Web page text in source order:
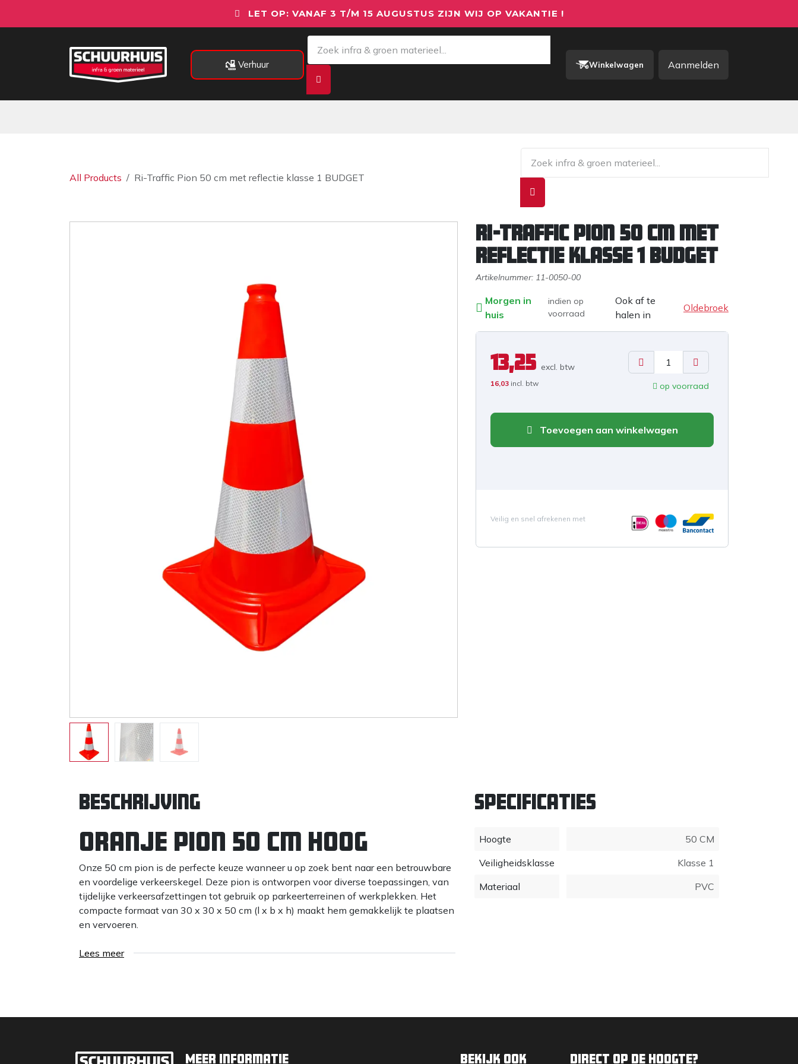
LET OP: VANAF 3 T/M 15 AUGUSTUS ZIJN WIJ OP VAKANTIE !
Verhuur Winkelwagen Aanmelden
All Products Ri-Traffic Pion 50 cm met reflectie klasse 1 BUDGET
Ri-Traffic Pion 50 cm met
reflectie klasse 1 BUDGET
Artikelnummer: 11-0050-00
Morgen in
huis
indien op
voorraad
Ook af te
halen in
Oldebroek
13,25 excl. btw
16,03 incl. btw op voorraad
Toevoegen aan winkelwagen
Veilig en snel afrekenen met
Beschrijving
Oranje pion 50 cm hoog
Onze 50 cm pion is de perfecte keuze wanneer u op zoek bent naar een betrouwbare
en voordelige verkeerskegel. Deze pion is ontworpen voor diverse toepassingen, van
tijdelijke verkeersafzettingen tot gebruik op parkeerterreinen of werkplekken. Het
compacte formaat van 30 x 30 x 50 cm (l x b x h) maakt hem gemakkelijk te plaatsen
en vervoeren.
Budget verkeerskegel
een goede zichtbaarheid, ook in het donker en bij slecht weer.
Lees meer
Specificaties
Hoogte
50 CM
Veiligheidsklasse
Klasse 1
Materiaal
PVC
Direct op de hoogte?
Bekijk ook
Meer informatie